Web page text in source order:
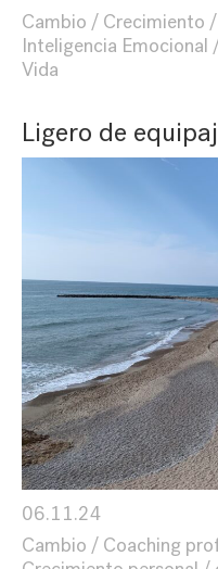
Cambio
Crecimiento
Inteligencia Emocional
Vida
Ligero de
06.11.24
Cambio
Coaching